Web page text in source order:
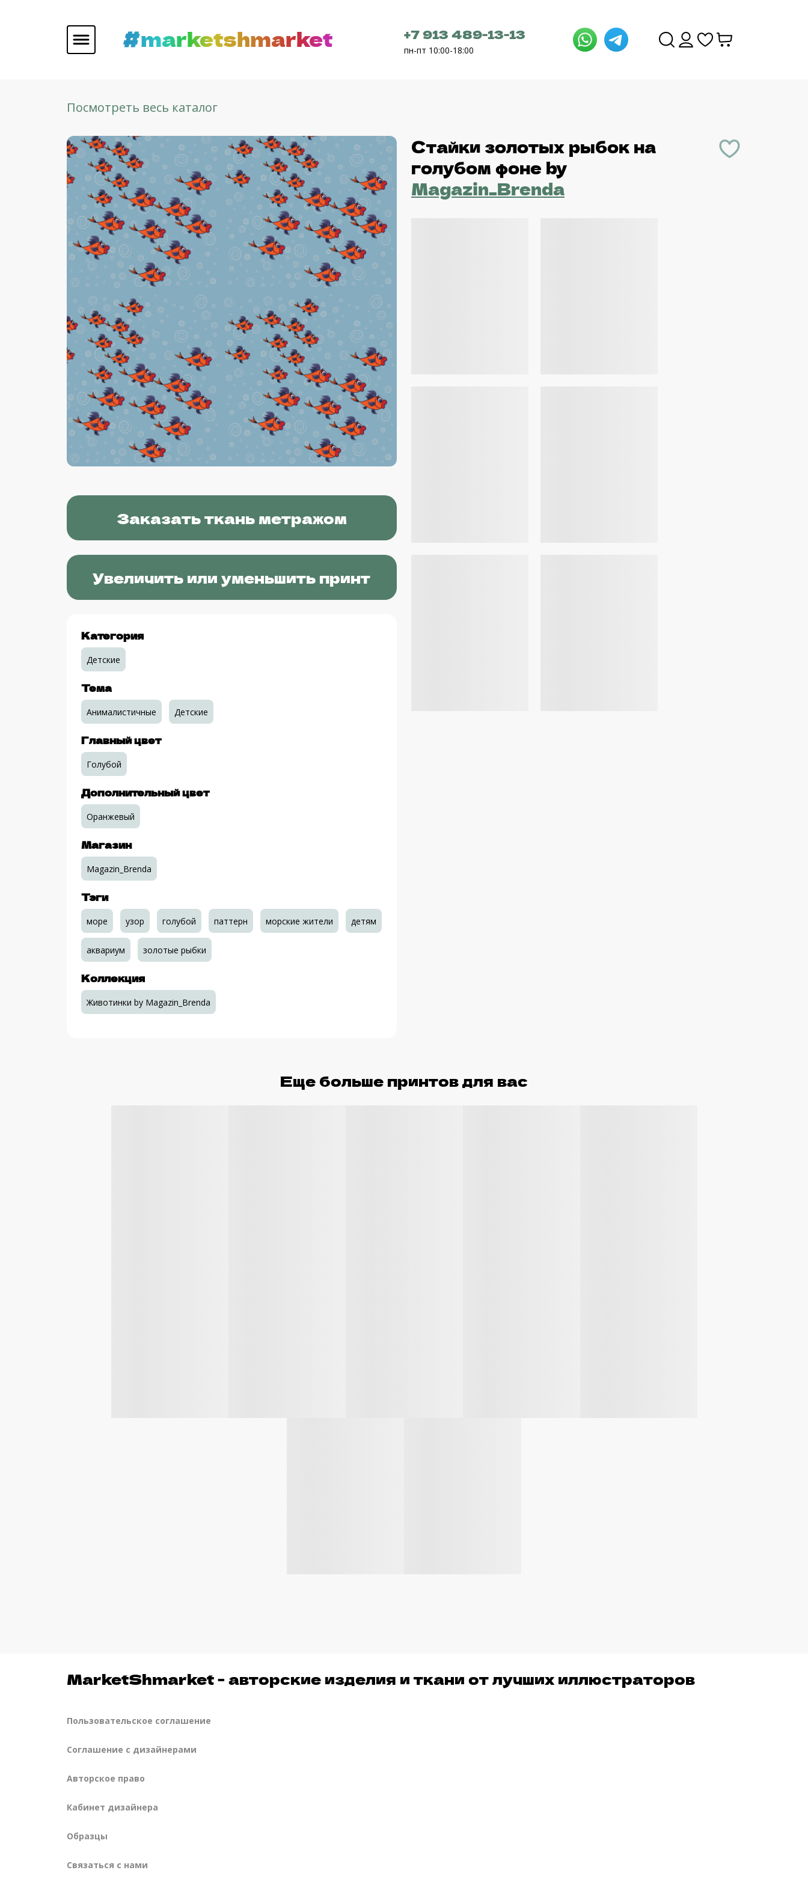
#marketshmarket +7 913 489-13-13
пн-пт 10:00-18:00
Посмотреть весь каталог
Стайки золотых рыбок на
голубом фоне by
Magazin_Brenda
Заказать ткань метражом
Увеличить или уменьшить принт
Категория
Детские
Тема
Анималистичные Детские
Главный цвет
Голубой
Дополнительный цвет
Оранжевый
Магазин
Magazin_Brenda
Тэги
море узор голубой паттерн морские жители детям
аквариум золотые рыбки
Коллекция
Животинки by Magazin_Brenda
Еще больше принтов для вас
MarketShmarket - авторские изделия и ткани от лучших иллюстраторов
Пользовательское соглашение
Соглашение с дизайнерами
Авторское право
Кабинет дизайнера
Образцы
Связаться с нами